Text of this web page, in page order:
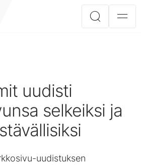
uudisti
selkeiksi ja
uudistuksen